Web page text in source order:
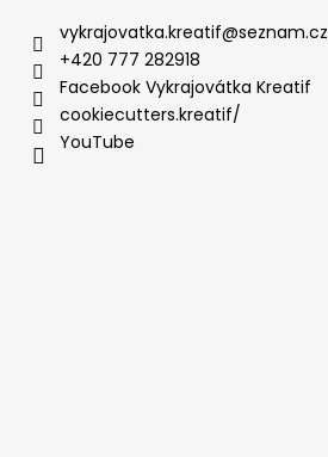
vykrajovatka.kreatif@seznam.cz
+420 777 282918
Facebook Vykrajovátka Kreatif
cookiecutters.kreatif/
YouTube